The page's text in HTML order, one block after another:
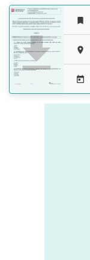



